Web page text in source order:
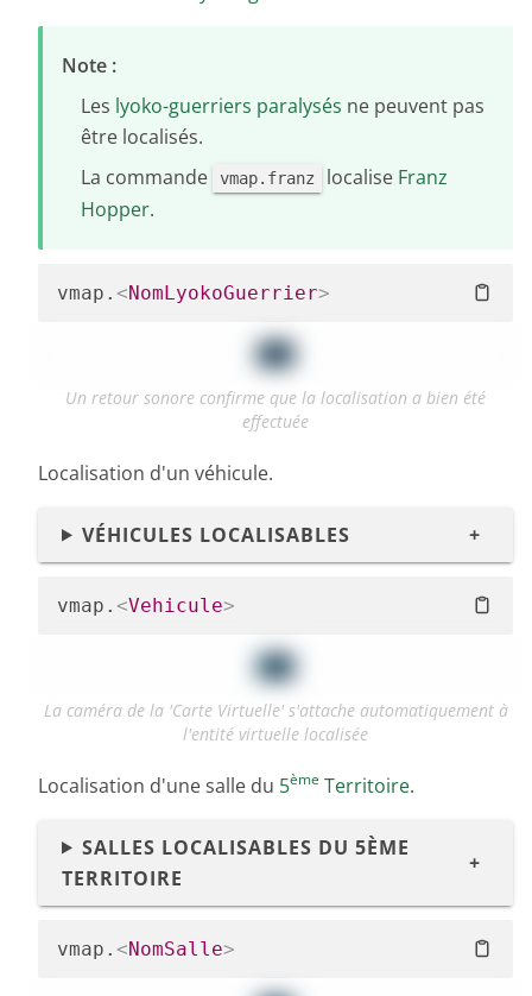
Note :
Les lyoko-guerriers paralysés ne peuvent pas
être localisés.
La commande
vmap.franz localise Franz
Hopper.
vmap. <NomLyokoGuerrier>
Un retour sonore confirme que la localisation a bien été
effectuée
Localisation d'un véhicule.
VÉHICULES LOCALISABLES
vmap. <Vehicule>
La caméra de la 'Carte Virtuelle' s'attache automatiquement à
l'entité virtuelle localisée
Localisation d'une salle du 5ème Territoire.
SALLES LOCALISABLES DU 5ÈME
TERRITOIRE
vmap. <NomSalle>